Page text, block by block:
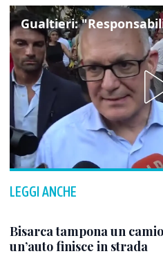
LEGGI ANCHE
Bisarca tampona un
un’auto finisce in strada